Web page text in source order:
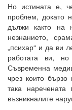
Но истината е,
проблем, докато
дължи както на
незнанието,
„психар“ и да ви
работата ви,
Съвременна
чрез които
така
възникналите